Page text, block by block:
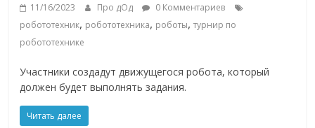
11/16/2023 Про дОд
0 Комментариев
робототехник, робототехника, роботы,турнир по
робототехнике
Участники создадут движущегося робота, который
должен будет выполнять задания.
Читать далее